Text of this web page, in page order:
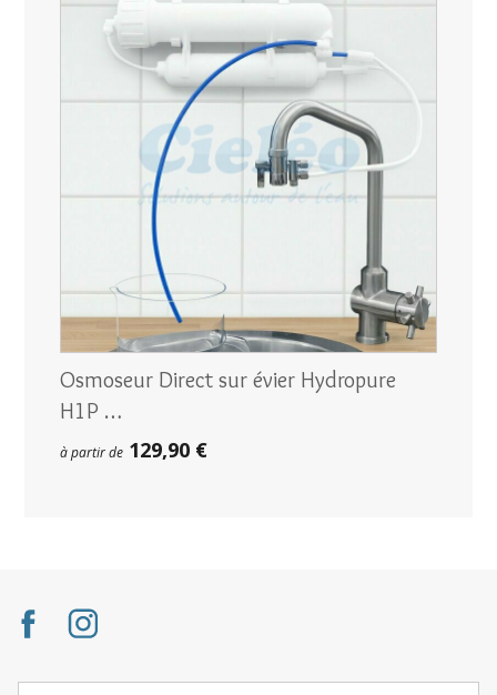
Osmoseur Direct sur évier Hydropure
H1P …
à partir de 129,90 €